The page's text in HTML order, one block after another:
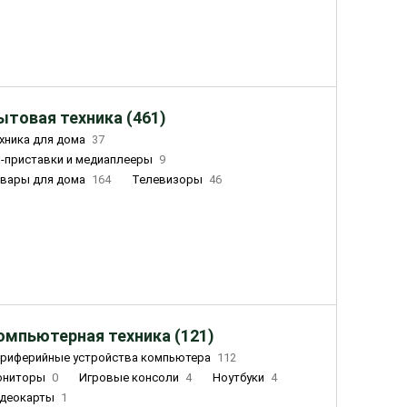
техника (461)
для дома 37
приставки и медиаплееры
9
для дома 164 Телевизоры 46
техника (121)
устройства компьютера 112
0 Игровые консоли 4 Ноутбуки 4
1